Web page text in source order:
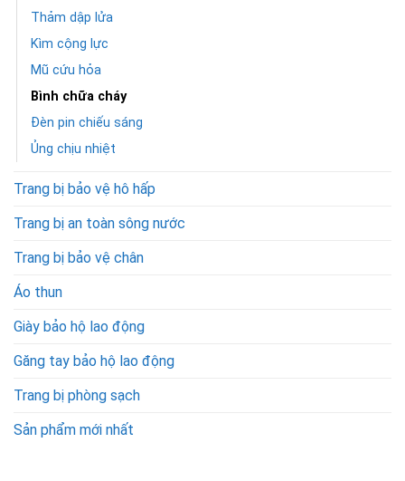
Thảm dập lửa
Kìm cộng lực
Mũ cứu hỏa
Bình chữa cháy
Đèn pin chiếu sáng
Ủng chịu nhiệt
Trang bị bảo vệ hô hấp
Trang bị an toàn sông nước
Trang bị bảo vệ chân
Áo thun
Giày bảo hộ lao động
Găng tay bảo hộ lao động
Trang bị phòng sạch
Sản phẩm mới nhất